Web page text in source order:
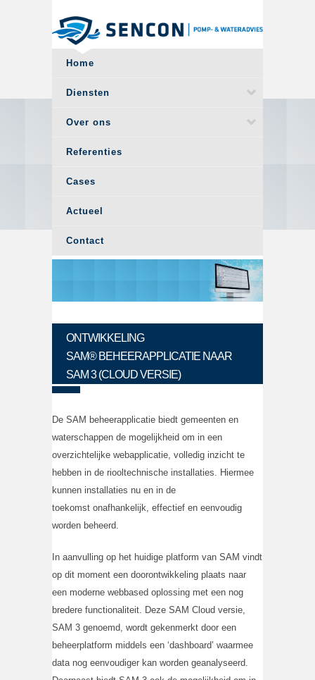
Home
Diensten
Over ons
Referenties
Cases
Actueel
Contact
ONTWIKKELING
SAM® BEHEERAPPLICATIE NAAR
SAM 3 (CLOUD VERSIE)
De SAM beheerapplicatie biedt gemeenten en
waterschappen de mogelijkheid om in een
overzichtelijke webapplicatie, volledig inzicht te
hebben in de riooltechnische installaties. Hiermee
kunnen installaties nu en in de
toekomst onafhankelijk, effectief en eenvoudig
worden beheerd.
In aanvulling op het huidige platform van SAM vindt
op dit moment een doorontwikkeling plaats naar
een moderne webbased oplossing met een nog
bredere functionaliteit. Deze SAM Cloud versie,
SAM 3 genoemd, wordt gekenmerkt door een
beheerplatform middels een ‘dashboard’ waarmee
data nog eenvoudiger kan worden geanalyseerd.